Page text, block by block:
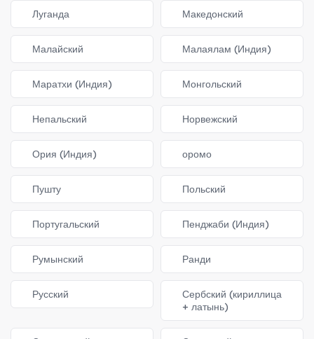
Луганда Македонский
Малайский Малаялам (Индия)
Маратхи (Индия) Монгольский
Непальский Норвежский
Ория (Индия) оромо
Пушту Польский
Португальский Пенджаби (Индия)
Румынский Ранди
Русский
Сербский (кириллица
+ латынь)